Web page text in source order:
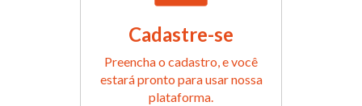
Cadastre-se
Preencha o cadastro, e você
estará pronto para usar nossa
plataforma.